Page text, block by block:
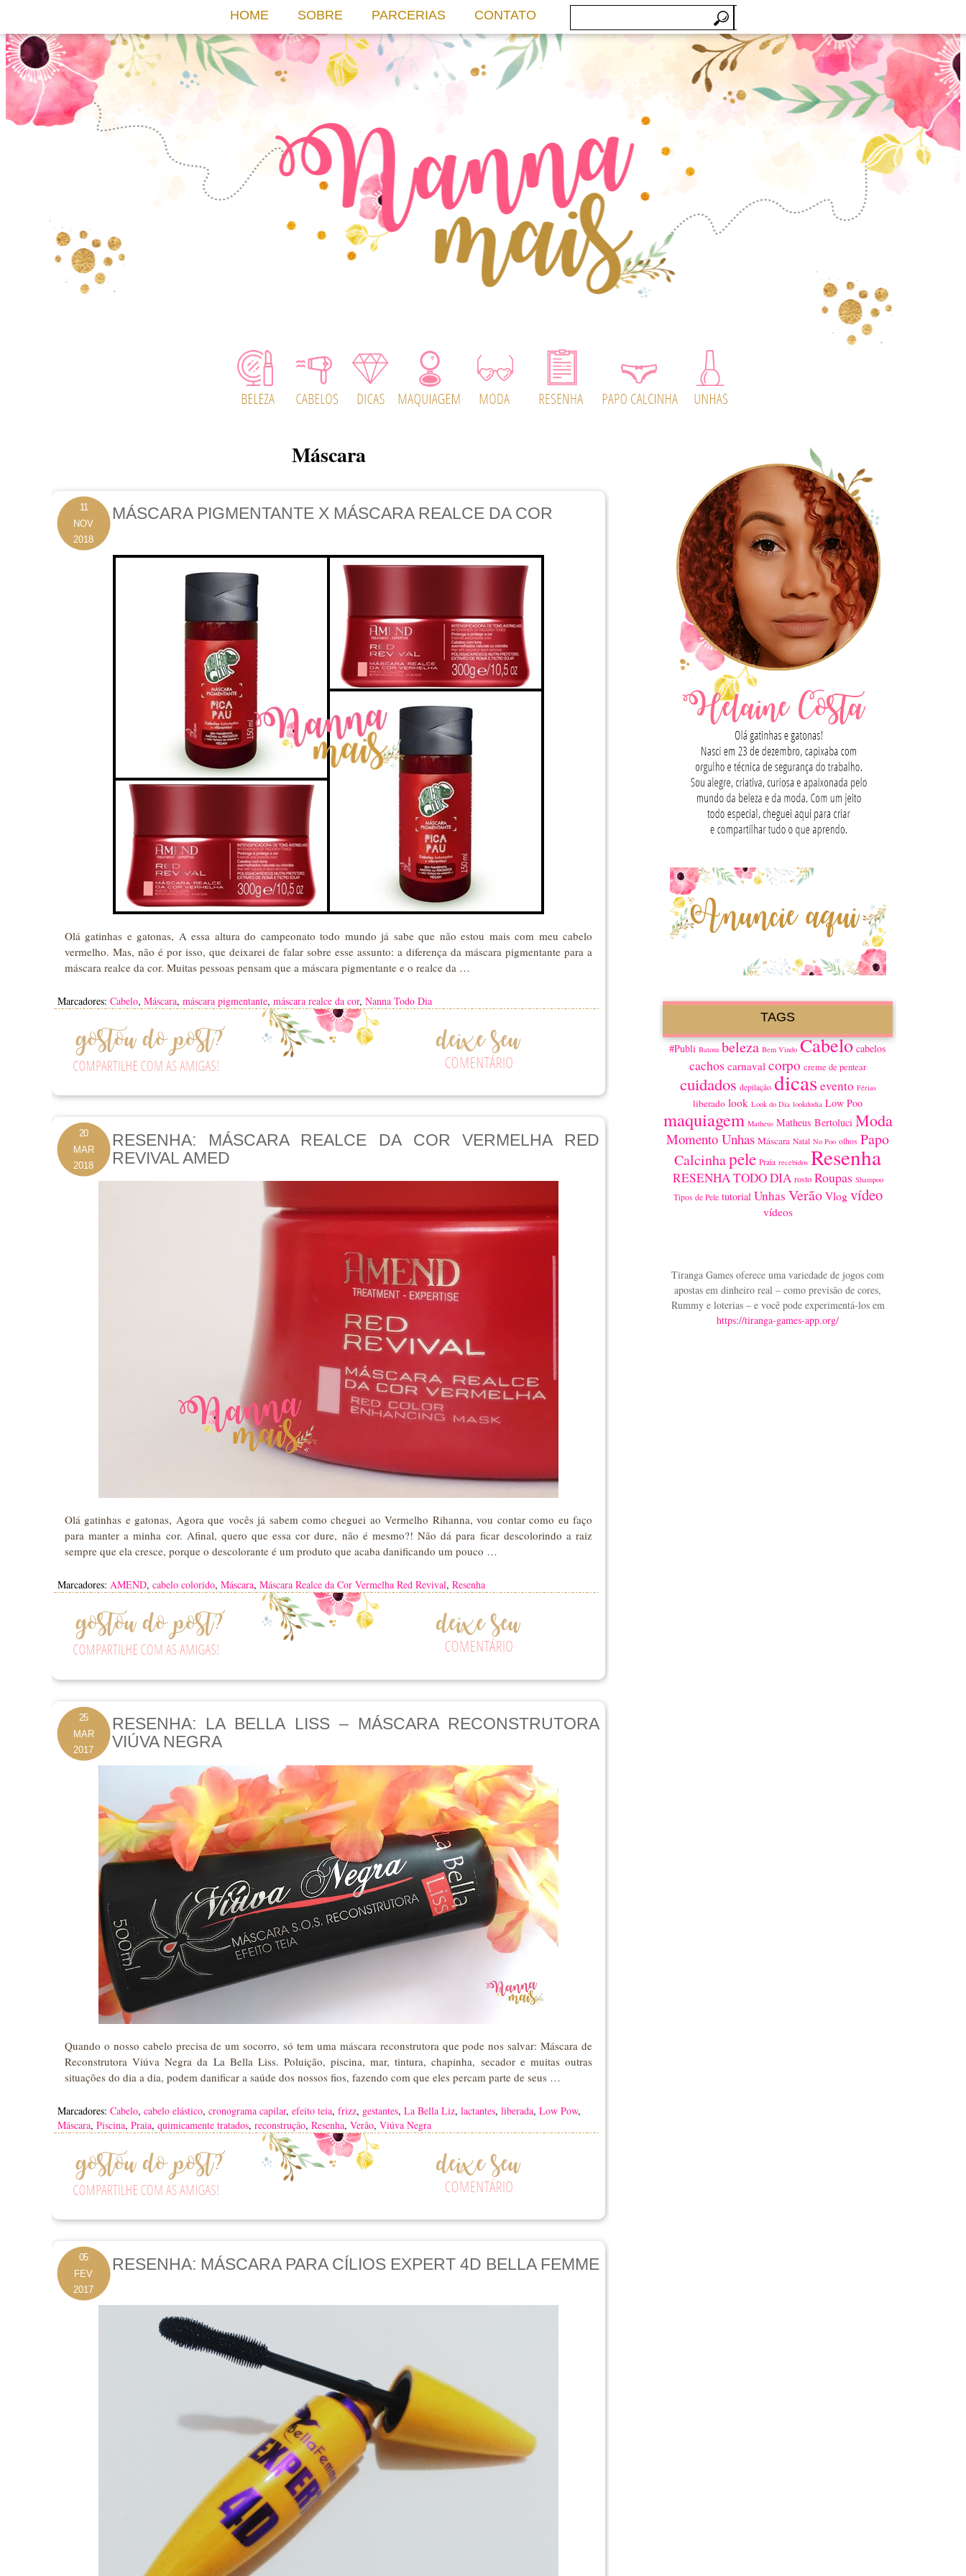
Máscara
11
NOV
2018
MÁSCARA PIGMENTANTE X MÁSCARA REALCE DA COR
Olá gatinhas e gatonas, A essa altura do campeonato todo mundo já sabe que não estou mais com meu cabelo
vermelho. Mas, não é por isso, que deixarei de falar sobre esse assunto: a diferença da máscara pigmentante para a
máscara realce da cor. Muitas pessoas pensam que a máscara pigmentante e o realce da …
Marcadores: Cabelo, Máscara, máscara pigmentante, máscara realce da cor, Nanna Todo Dia
20
MAR
2018
RESENHA: MÁSCARA REALCE DA COR VERMELHA RED
REVIVAL AMED
Olá gatinhas e gatonas, Agora que vocês já sabem como cheguei ao Vermelho Rihanna, vou contar como eu faço
para manter a minha cor. Afinal, quero que essa cor dure, não é mesmo?! Não dá para ficar descolorindo a raiz
sempre que ela cresce, porque o descolorante é um produto que acaba danificando um pouco …
Marcadores: AMEND, cabelo colorido, Máscara, Máscara Realce da Cor Vermelha Red Revival, Resenha
25
MAR
2017
RESENHA: LA BELLA LISS – MÁSCARA RECONSTRUTORA
VIÚVA NEGRA
Quando o nosso cabelo precisa de um socorro, só tem uma máscara reconstrutora que pode nos salvar: Máscara de
Reconstrutora Viúva Negra da La Bella Liss. Poluição, piscina, mar, tintura, chapinha, secador e muitas outras
situações do dia a dia, podem danificar a saúde dos nossos fios, fazendo com que eles percam parte de seus …
Marcadores: Cabelo, cabelo elástico, cronograma capilar, efeito teia, frizz, gestantes, La Bella Liz, lactantes, liberada, Low Pow,
Máscara, Piscina, Praia, quimicamente tratados, reconstrução, Resenha, Verão, Viúva Negra
05
FEV
2017
RESENHA: MÁSCARA PARA CÍLIOS EXPERT 4D BELLA FEMME
TAGS
#Publi Batom beleza Bem Vindo Cabelo cabelos
cachos carnaval corpo creme de pentear
cuidados depilação dicasevento Férias
liberado look Look do Dia lookdodia Low Poo
maquiagem Matheus Matheus Bertoluci Moda
Momento Unhas Máscara Natal No Poo olhos Papo
Calcinhapele Praia recebidos Resenha
RESENHA TODO DIA rosto Roupas Shampoo
Tipos de Pele tutorial Unhas Verão Vlog vídeo
vídeos
Tiranga Games oferece uma variedade de jogos com
apostas em dinheiro real – como previsão de cores,
Rummy e loterias – e você pode experimentá-los em
https://tiranga-games-app.org/
HOME SOBRE PARCERIAS CONTATO